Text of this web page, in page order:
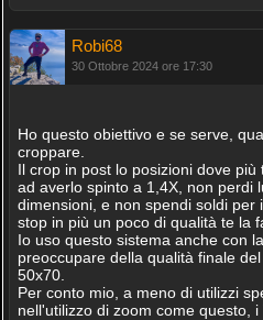
Robi68
30 Ottobre 2024 ore 17:30
Ho questo obiettivo e se serve,
croppare.
Il crop in post lo posizioni dove
ad averlo spinto a 1,4X, non perdi
dimensioni, e non spendi soldi per
stop in più un poco di qualità te la
Io uso questo sistema anche con
preoccupare della qualità finale
50x70.
Per conto mio, a meno di utilizzi
nell'utilizzo di zoom come questo, i